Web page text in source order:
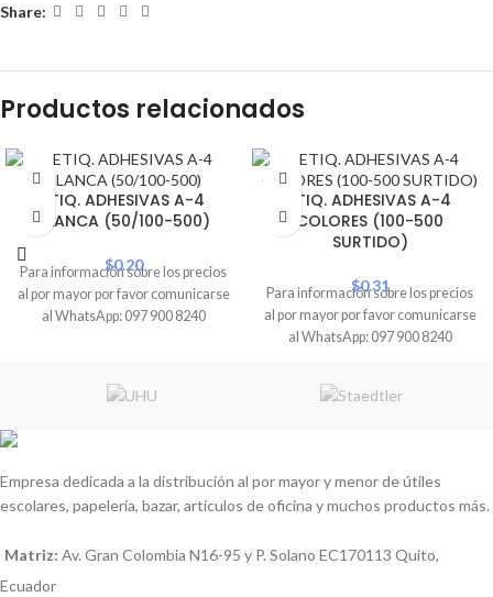
Share:
Productos relacionados
ETIQ. ADHESIVAS A-4
BLANCA (50/100-500)
$0.20
Para información sobre los precios
al por mayor por favor comunicarse
al WhatsApp: 097 900 8240
ETIQ. ADHESIVAS A-4
COLORES (100-500
SURTIDO)
$0.31
Para información sobre los precios
al por mayor por favor comunicarse
al WhatsApp: 097 900 8240
Empresa dedicada a la distribución al por mayor y menor de útiles
escolares, papelería, bazar, artículos de oficina y muchos productos más.
Matriz: Av. Gran Colombia N16-95 y P. Solano EC170113 Quito,
Ecuador